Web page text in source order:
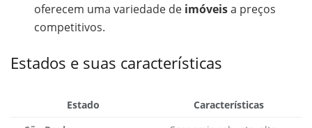
oferecem uma variedade de imóveisa preços
competitivos.
Estados e suas características
Estado
Características